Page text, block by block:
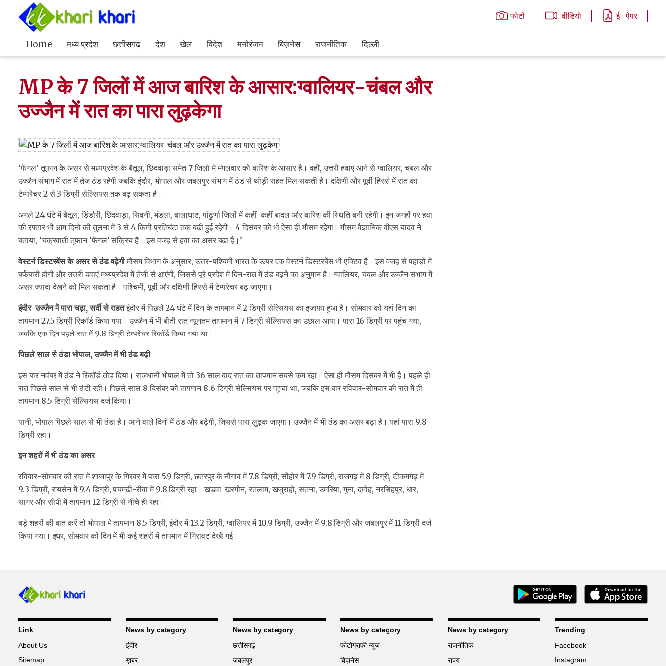
फोटो वीडियो ई- पेपर
Home मध्य प्रदेश छत्तीसगढ़ देश खेल विदेश मनोरंजन बिज़नेस राजनीतिक दिल्ली
MP के 7 जिलों में आज बारिश के आसार:ग्वालियर-चंबल और
उज्जैन में रात का पारा लुढ़केगा
‘फेंगल’ तूफान के असर से मध्यप्रदेश के बैतूल, छिंदवाड़ा समेत 7 जिलों में मंगलवार को बारिश के आसार हैं। वहीं, उत्तरी हवाएं आने से ग्वालियर, चंबल और
उज्जैन संभाग में रात में तेज ठंड रहेगी जबकि इंदौर, भोपाल और जबलपुर संभाग में ठंड से थोड़ी राहत मिल सकती है। दक्षिणी और पूर्वी हिस्से में रात का
टेम्परेचर 2 से 3 डिग्री सेल्सियस तक बढ़ सकता है।
अगले 24 घंटे में बैतूल, डिंडौरी, छिंदवाड़ा, सिवनी, मंडला, बालाघाट, पांढुर्णा जिलों में कहीं-कहीं बादल और बारिश की स्थिति बनी रहेगी। इन जगहों पर हवा
की रफ्तार भी आम दिनों की तुलना में 3 से 4 किमी प्रतिघंटा तक बढ़ी हुई रहेगी। 4 दिसंबर को भी ऐसा ही मौसम रहेगा। मौसम वैज्ञानिक वीएस यादव ने
बताया, ‘चक्रवाती तूफान ‘फेंगल’ सक्रिय है। इस वजह से हवा का असर बढ़ा है।’
वेस्टर्न डिस्टरबेंस के असर से ठंड बढ़ेगीमौसम विभाग के अनुसार, उत्तर-पश्चिमी भारत के ऊपर एक वेस्टर्न डिस्टरबेंस भी एक्टिव है। इस वजह से पहाड़ों में
बर्फबारी होगी और उत्तरी हवाएं मध्यप्रदेश में तेजी से आएंगी, जिससे पूरे प्रदेश में दिन-रात में ठंड बढ़ने का अनुमान है। ग्वालियर, चंबल और उज्जैन संभाग में
असर ज्यादा देखने को मिल सकता है। पश्चिमी, पूर्वी और दक्षिणी हिस्से में टेम्परेचर बढ़ जाएगा।
इंदौर-उज्जैन में पारा चढ़ा, सर्दी से राहतइंदौर में पिछले 24 घंटे में दिन के तापमान में 2 डिग्री सेल्सियस का इजाफा हुआ है। सोमवार को यहां दिन का
तापमान 27.5 डिग्री रिकॉर्ड किया गया। उज्जैन में भी बीती रात न्यूनतम तापमान में 7 डिग्री सेल्सियस का उछाल आया। पारा 16 डिग्री पर पहुंच गया,
जबकि एक दिन पहले रात में 9.8 डिग्री टेम्परेचर रिकॉर्ड किया गया था।
पिछले साल से ठंडा भोपाल, उज्जैन में भी ठंड बढ़ी
इस बार नवंबर में ठंड ने रिकॉर्ड तोड़ दिया। राजधानी भोपाल में तो 36 साल बाद रात का तापमान सबसे कम रहा। ऐसा ही मौसम दिसंबर में भी है। पहले ही
रात पिछले साल से भी ठंडी रही। पिछले साल 8 दिसंबर को तापमान 8.6 डिग्री सेल्सियस पर पहुंचा था, जबकि इस बार रविवार-सोमवार की रात में ही
तापमान 8.5 डिग्री सेल्सियस दर्ज किया।
यानी, भोपाल पिछले साल से भी ठंडा है। आने वाले दिनों में ठंड और बढ़ेगी, जिससे पारा लुढ़क जाएगा। उज्जैन में भी ठंड का असर बढ़ा है। यहां पारा 9.8
डिग्री रहा।
इन शहरों में भी ठंड का असर
रविवार-सोमवार की रात में शाजापुर के गिरवर में पारा 5.9 डिग्री, छतरपुर के नौगांव में 7.8 डिग्री, सीहोर में 7.9 डिग्री, राजगढ़ में 8 डिग्री, टीकमगढ़ में
9.3 डिग्री, रायसेन में 9.4 डिग्री, पचमढ़ी-रीवा में 9.8 डिग्री रहा। खंडवा, खरगोन, रतलाम, खजुराहो, सतना, उमरिया, गुना, दमोह, नरसिंहपुर, धार,
सागर और सीधी में तापमान 12 डिग्री से नीचे ही रहा।
बड़े शहरों की बात करें तो भोपाल में तापमान 8.5 डिग्री, इंदौर में 13.2 डिग्री, ग्वालियर में 10.9 डिग्री, उज्जैन में 9.8 डिग्री और जबलपुर में 11 डिग्री दर्ज
किया गया। इधर, सोमवार को दिन में भी कई शहरों में तापमान में गिरावट देखी गई।
Link
About Us
Sitemap
News by category
इंदौर
ख़बर
News by category
छत्तीसगढ़
जबलपुर
News by category
फोटोग्राफी न्यूज़
बिज़नेस
News by category
राजनीतिक
राज्य
Trending
Facebook
Instagram